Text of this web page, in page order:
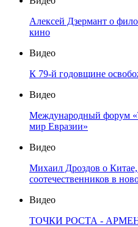
Алексей Дзермант о
кино
Видео
К 79-й годовщине
Видео
Международный форум
мир Евразии»
Видео
Михаил Дроздов о
соотечественников в
Видео
ТОЧКИ РОСТА -